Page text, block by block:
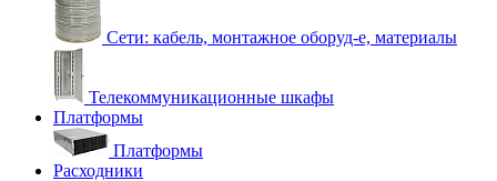
Сети: кабель, монтажное оборуд-е, материалы
Телекоммуникационные шкафы
Платформы
Платформы
Расходники